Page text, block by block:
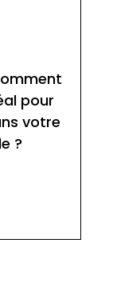
pour
votre
?